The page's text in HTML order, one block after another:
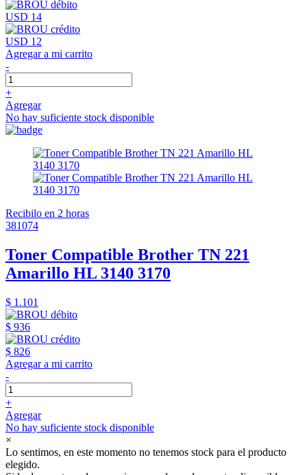
USD 14
USD 12
Agregar a mi carrito
-
+
Agregar
No hay suficiente stock disponible
Recibilo en 2 horas
381074
Toner Compatible Brother TN 221
Amarillo HL 3140 3170
$ 1.101
$ 936
$ 826
Agregar a mi carrito
-
+
Agregar
No hay suficiente stock disponible
×
Lo sentimos, en este momento no tenemos stock para el producto
elegido.